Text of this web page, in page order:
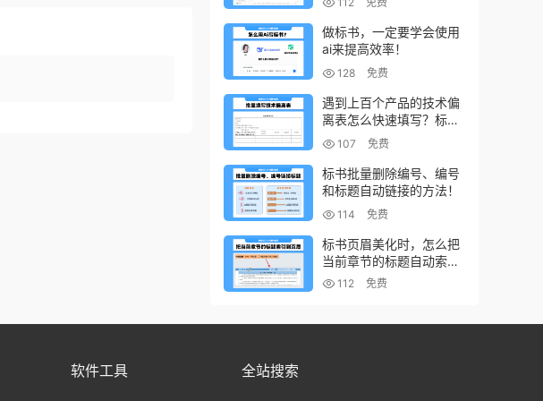
做标书，一定要学会使用
ai来提高效率！
128 免费
遇到上百个产品的技术偏
离表怎么快速填写？标书
制作技巧！
107 免费
标书批量删除编号、编号
和标题自动链接的方法！
114 免费
标书页眉美化时，怎么把
当前章节的标题自动索引
到页眉上？
112 免费
软件工具 全站搜索